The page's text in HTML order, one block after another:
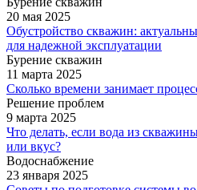
20 мая 2025
Обустройство скважин:
для надежной эксплуатации
Бурение скважин
11 марта 2025
Сколько времени занимает
Решение проблем
9 марта 2025
Что делать, если вода из
или вкус?
Водоснабжение
23 января 2025